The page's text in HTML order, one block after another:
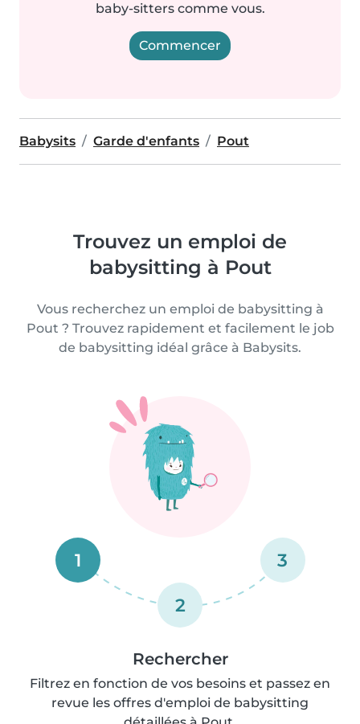
baby-sitters comme vous.
Commencer
Babysits Garde d'enfants Pout
Trouvez un emploi de
babysitting à Pout
Vous recherchez un emploi de babysitting à
Pout ? Trouvez rapidement et facilement le job
de babysitting idéal grâce à Babysits.
1
2
3
Rechercher
Filtrez en fonction de vos besoins et passez en
revue les offres d'emploi de babysitting